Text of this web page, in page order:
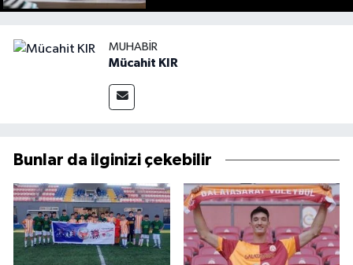
MUHABIR
Mücahit KIR
Bunlar da ilginizi çekebilir